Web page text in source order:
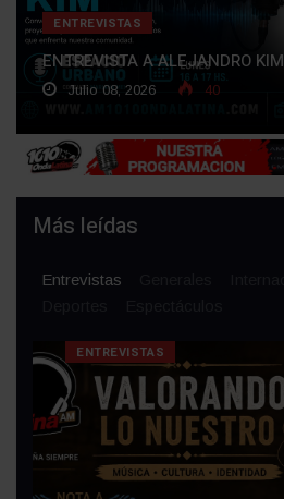
ENTREVISTAS
ENTREVISTA A ALEJANDRO KIM
Julio 08, 2026 40
Más leídas
Entrevistas
ENTREVISTAS